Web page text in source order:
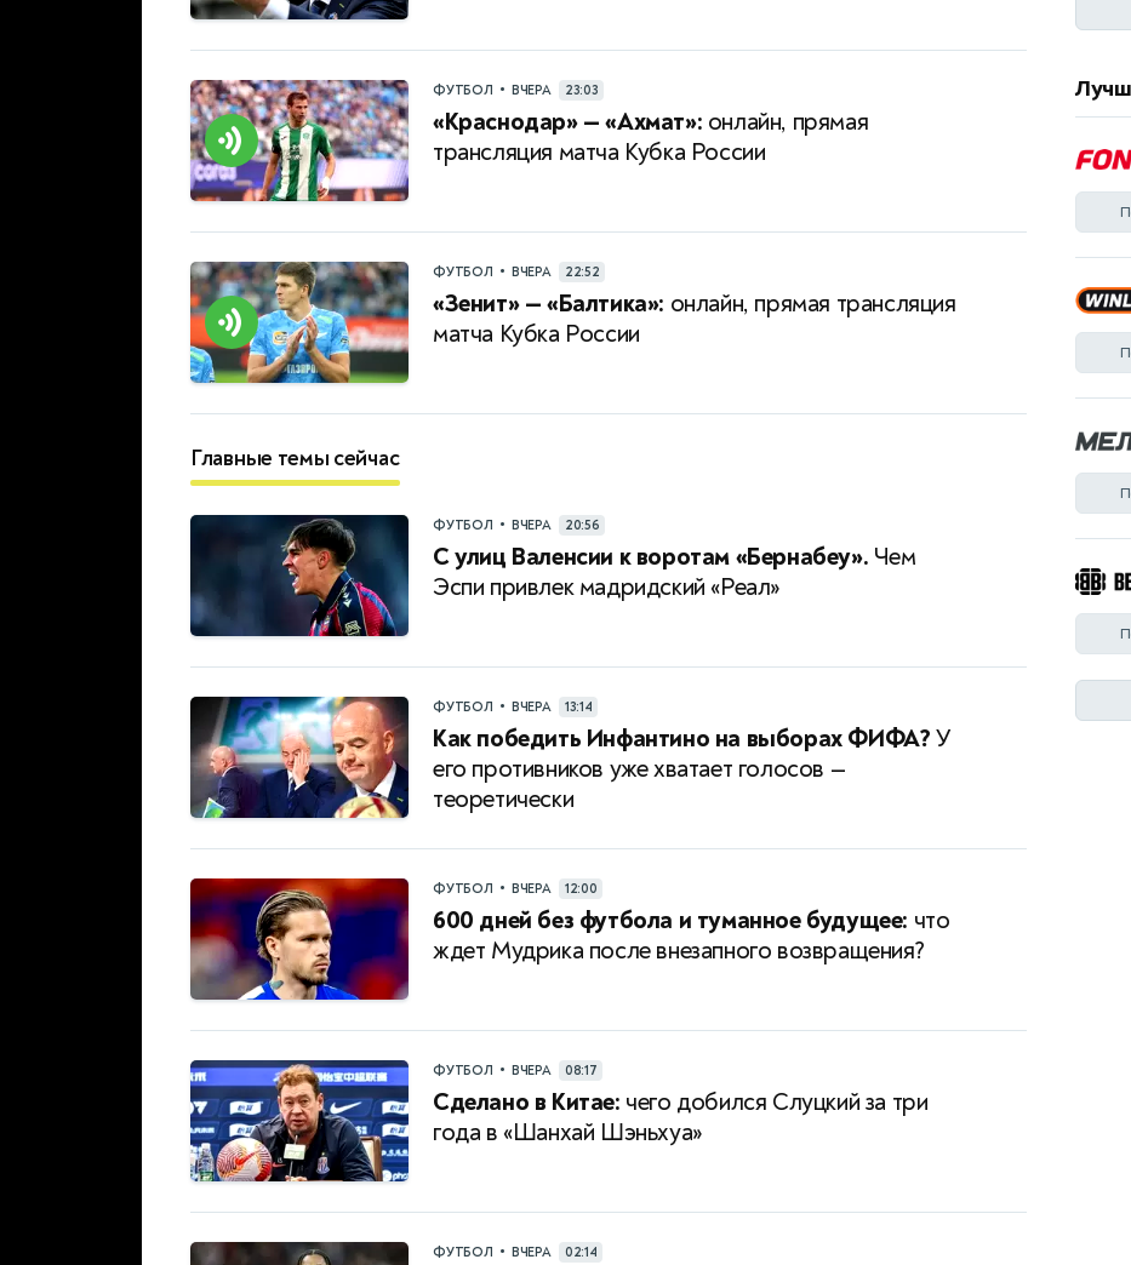
ФУТБОЛ • ВЧЕРА 23:03
«Краснодар» — «Ахмат»: онлайн, прямая
трансляция матча Кубка России
ФУТБОЛ • ВЧЕРА 22:52
«Зенит» — «Балтика»: онлайн, прямая трансляция
матча Кубка России
Главные темы сейчас
ФУТБОЛ • ВЧЕРА 20:56
С улиц Валенсии к воротам «Бернабеу». Чем
Эспи привлек мадридский «Реал»
ФУТБОЛ • ВЧЕРА 13:14
Как победить Инфантино на выборах ФИФА? У
его противников уже хватает голосов —
теоретически
ФУТБОЛ • ВЧЕРА 12:00
600 дней без футбола и туманное будущее: что
ждет Мудрика после внезапного возвращения?
ФУТБОЛ • ВЧЕРА 08:17
Сделано в Китае: чего добился Слуцкий за три
года в «Шанхай Шэньхуа»
ФУТБОЛ • ВЧЕРА 02:14